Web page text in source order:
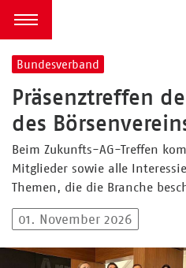
zum Inhalt springen
Menü öffnen
Bundesverband
Präsenztreffen
des
Beim Zukunfts-AG-Treffen
Mitglieder sowie alle
Themen, die die Branche
01. November 2026